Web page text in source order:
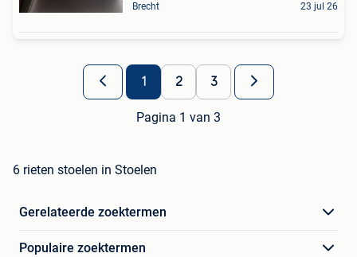
Brecht 23 jul 26
1 2 3
Pagina 1 van 3
6 rieten stoelen in Stoelen
Gerelateerde zoektermen
Populaire zoektermen